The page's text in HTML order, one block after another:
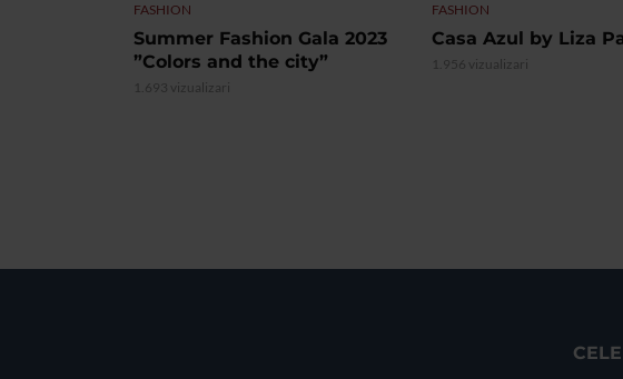
FASHION
Summer Fashion Gala 2023
”Colors and the city”
1.693 vizualizari
FASHION
Casa Azul by Liza
1.956 vizualizari